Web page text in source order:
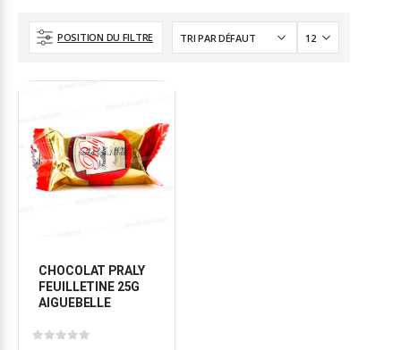
POSITION DU FILTRE
CHOCOLAT PRALY
FEUILLETINE 25G
AIGUEBELLE